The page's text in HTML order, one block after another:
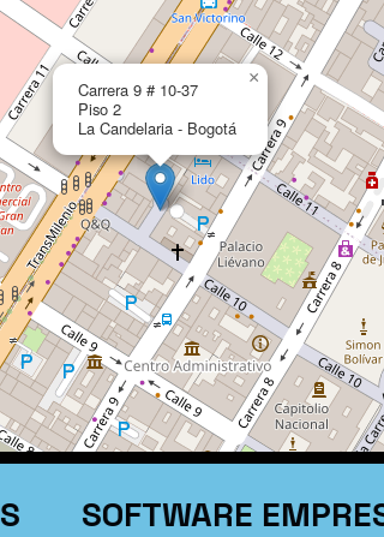
Carrera 9 # 10-37
Piso 2
La Candelaria - Bogotá
×
SOFTWARE